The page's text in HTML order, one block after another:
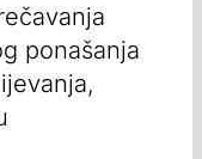
ponašanja